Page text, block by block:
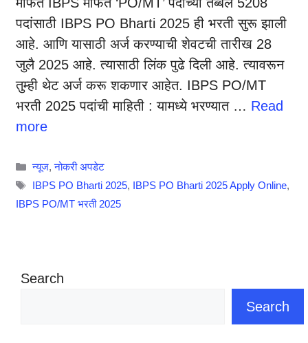
पदांसाठी IBPS PO Bharti 2025 ही भरती सुरू झाली
आहे. आणि यासाठी अर्ज करण्याची शेवटची तारीख 28
जुलै 2025 आहे. त्यासाठी लिंक पुढे दिली आहे. त्यावरून
तुम्ही थेट अर्ज करू शकणार आहेत. IBPS PO/MT
भरती 2025 पदांची माहिती : यामध्ये भरण्यात … Read
more
Categories
न्यूज,नोकरी अपडेट
Tags
IBPS PO Bharti 2025, IBPS PO Bharti 2025 Apply Online,
IBPS PO/MT भरती 2025
Search
Search